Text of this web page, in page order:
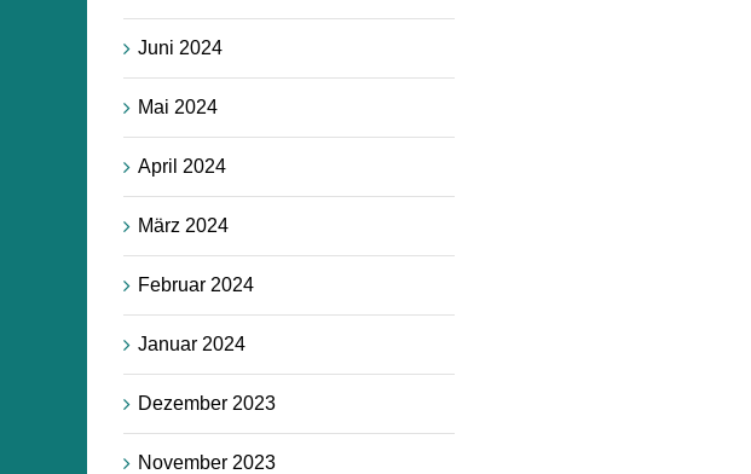
Juni 2024
Mai 2024
April 2024
März 2024
Februar 2024
Januar 2024
Dezember 2023
November 2023